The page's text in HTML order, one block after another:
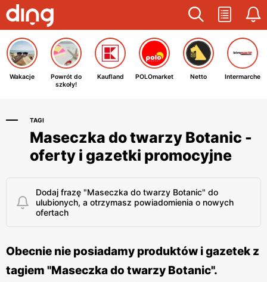
Wakacje
Powrót do
szkoły!
Kaufland POLOmarket Netto Intermarche
TAGI
Maseczka do twarzy Botanic -
oferty i gazetki promocyjne
Dodaj frazę "Maseczka do twarzy Botanic" do
ulubionych, a otrzymasz powiadomienia o nowych
ofertach
Obecnie nie posiadamy produktów i gazetek z
tagiem "Maseczka do twarzy Botanic".